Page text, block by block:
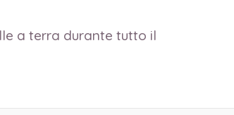
a terra durante tutto il